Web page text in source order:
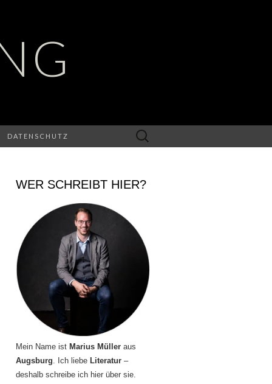
DATENSCHUTZ
Suchen
nach:
WER SCHREIBT HIER?
Mein Name ist Marius Müller aus
Augsburg. Ich liebe Literatur –
deshalb schreibe ich hier über sie.